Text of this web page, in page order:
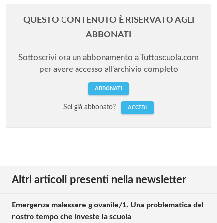
QUESTO CONTENUTO È RISERVATO AGLI
ABBONATI
Sottoscrivi ora un abbonamento a Tuttoscuola.com
per avere accesso all'archivio completo
ABBONATI
Sei già abbonato? ACCEDI
Altri articoli presenti nella newsletter
Emergenza malessere giovanile/1. Una problematica del
nostro tempo che investe la scuola